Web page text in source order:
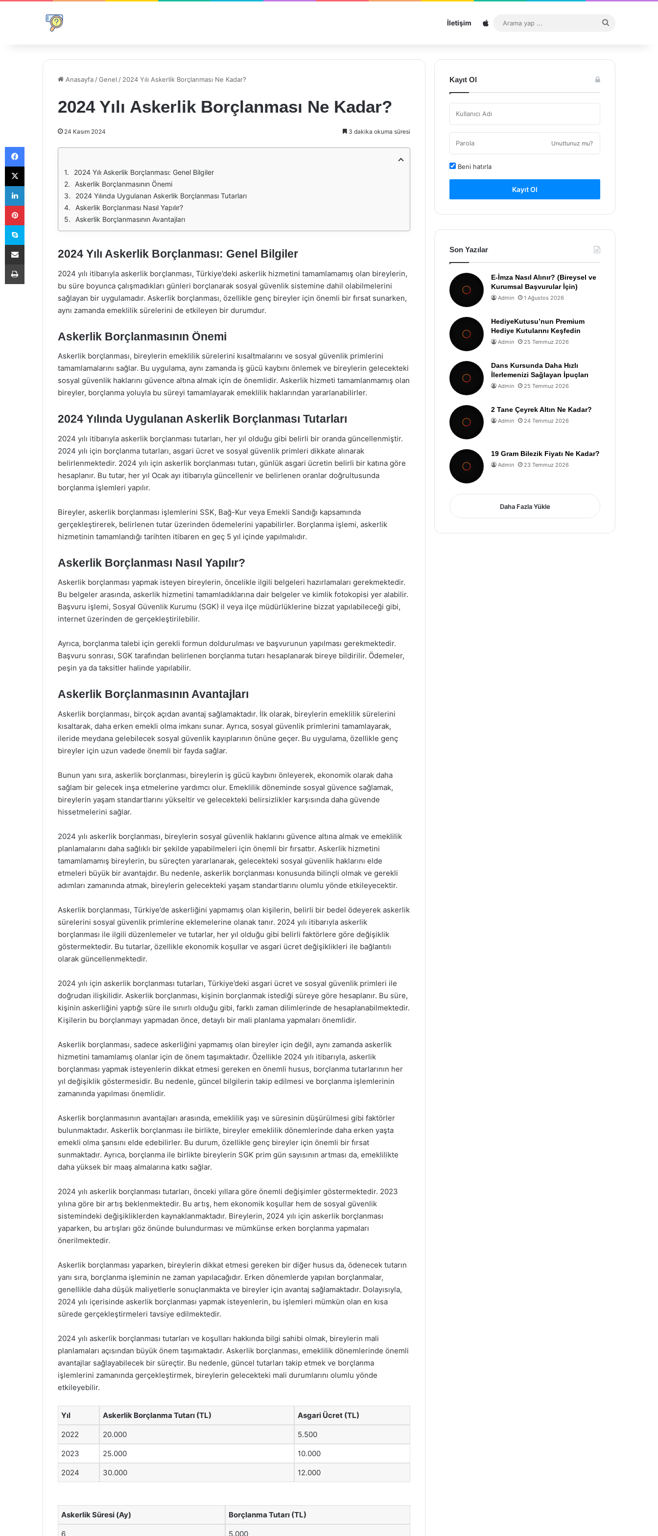
İletişim Sitemap
...
Anasayfa /Genel / 2024 Yılı Askerlik Borçlanması Ne Kadar?
2024 Yılı Askerlik Borçlanması Ne Kadar?
24 Kasım 2024 3 dakika okuma süresi
2024 Yılı Askerlik Borçlanması: Genel Bilgiler
Askerlik Borçlanmasının Önemi
2024 Yılında Uygulanan Askerlik Borçlanması Tutarları
Askerlik Borçlanması Nasıl Yapılır?
Askerlik Borçlanmasının Avantajları
2024 Yılı Askerlik Borçlanması: Genel Bilgiler
2024 yılı itibarıyla askerlik borçlanması, Türkiye’deki askerlik hizmetini tamamlamamış olan bireylerin,
bu süre boyunca çalışmadıkları günleri borçlanarak sosyal güvenlik sistemine dahil olabilmelerini
sağlayan bir uygulamadır. Askerlik borçlanması, özellikle genç bireyler için önemli bir fırsat sunarken,
aynı zamanda emeklilik sürelerini de etkileyen bir durumdur.
Askerlik Borçlanmasının Önemi
Askerlik borçlanması, bireylerin emeklilik sürelerini kısaltmalarını ve sosyal güvenlik primlerini
tamamlamalarını sağlar. Bu uygulama, aynı zamanda iş gücü kaybını önlemek ve bireylerin gelecekteki
sosyal güvenlik haklarını güvence altına almak için de önemlidir. Askerlik hizmeti tamamlanmamış olan
bireyler, borçlanma yoluyla bu süreyi tamamlayarak emeklilik haklarından yararlanabilirler.
2024 Yılında Uygulanan Askerlik Borçlanması Tutarları
2024 yılı itibarıyla askerlik borçlanması tutarları, her yıl olduğu gibi belirli bir oranda güncellenmiştir.
2024 yılı için borçlanma tutarları, asgari ücret ve sosyal güvenlik primleri dikkate alınarak
belirlenmektedir. 2024 yılı için askerlik borçlanması tutarı, günlük asgari ücretin belirli bir katına göre
hesaplanır. Bu tutar, her yıl Ocak ayı itibarıyla güncellenir ve belirlenen oranlar doğrultusunda
borçlanma işlemleri yapılır.
Bireyler, askerlik borçlanması işlemlerini SSK, Bağ-Kur veya Emekli Sandığı kapsamında
gerçekleştirerek, belirlenen tutar üzerinden ödemelerini yapabilirler. Borçlanma işlemi, askerlik
hizmetinin tamamlandığı tarihten itibaren en geç 5 yıl içinde yapılmalıdır.
Askerlik Borçlanması Nasıl Yapılır?
Askerlik borçlanması yapmak isteyen bireylerin, öncelikle ilgili belgeleri hazırlamaları gerekmektedir.
Bu belgeler arasında, askerlik hizmetini tamamladıklarına dair belgeler ve kimlik fotokopisi yer alabilir.
Başvuru işlemi, Sosyal Güvenlik Kurumu (SGK) il veya ilçe müdürlüklerine bizzat yapılabileceği gibi,
internet üzerinden de gerçekleştirilebilir.
Ayrıca, borçlanma talebi için gerekli formun doldurulması ve başvurunun yapılması gerekmektedir.
Başvuru sonrası, SGK tarafından belirlenen borçlanma tutarı hesaplanarak bireye bildirilir. Ödemeler,
peşin ya da taksitler halinde yapılabilir.
Askerlik Borçlanmasının Avantajları
Askerlik borçlanması, birçok açıdan avantaj sağlamaktadır. İlk olarak, bireylerin emeklilik sürelerini
kısaltarak, daha erken emekli olma imkanı sunar. Ayrıca, sosyal güvenlik primlerini tamamlayarak,
ileride meydana gelebilecek sosyal güvenlik kayıplarının önüne geçer. Bu uygulama, özellikle genç
bireyler için uzun vadede önemli bir fayda sağlar.
Bunun yanı sıra, askerlik borçlanması, bireylerin iş gücü kaybını önleyerek, ekonomik olarak daha
sağlam bir gelecek inşa etmelerine yardımcı olur. Emeklilik döneminde sosyal güvence sağlamak,
bireylerin yaşam standartlarını yükseltir ve gelecekteki belirsizlikler karşısında daha güvende
hissetmelerini sağlar.
2024 yılı askerlik borçlanması, bireylerin sosyal güvenlik haklarını güvence altına almak ve emeklilik
planlamalarını daha sağlıklı bir şekilde yapabilmeleri için önemli bir fırsattır. Askerlik hizmetini
tamamlamamış bireylerin, bu süreçten yararlanarak, gelecekteki sosyal güvenlik haklarını elde
etmeleri büyük bir avantajdır. Bu nedenle, askerlik borçlanması konusunda bilinçli olmak ve gerekli
adımları zamanında atmak, bireylerin gelecekteki yaşam standartlarını olumlu yönde etkileyecektir.
Askerlik borçlanması, Türkiye’de askerliğini yapmamış olan kişilerin, belirli bir bedel ödeyerek askerlik
sürelerini sosyal güvenlik primlerine eklemelerine olanak tanır. 2024 yılı itibarıyla askerlik
borçlanması ile ilgili düzenlemeler ve tutarlar, her yıl olduğu gibi belirli faktörlere göre değişiklik
göstermektedir. Bu tutarlar, özellikle ekonomik koşullar ve asgari ücret değişiklikleri ile bağlantılı
olarak güncellenmektedir.
2024 yılı için askerlik borçlanması tutarları, Türkiye’deki asgari ücret ve sosyal güvenlik primleri ile
doğrudan ilişkilidir. Askerlik borçlanması, kişinin borçlanmak istediği süreye göre hesaplanır. Bu süre,
kişinin askerliğini yaptığı süre ile sınırlı olduğu gibi, farklı zaman dilimlerinde de hesaplanabilmektedir.
Kişilerin bu borçlanmayı yapmadan önce, detaylı bir mali planlama yapmaları önemlidir.
Askerlik borçlanması, sadece askerliğini yapmamış olan bireyler için değil, aynı zamanda askerlik
hizmetini tamamlamış olanlar için de önem taşımaktadır. Özellikle 2024 yılı itibarıyla, askerlik
borçlanması yapmak isteyenlerin dikkat etmesi gereken en önemli husus, borçlanma tutarlarının her
yıl değişiklik göstermesidir. Bu nedenle, güncel bilgilerin takip edilmesi ve borçlanma işlemlerinin
zamanında yapılması önemlidir.
Askerlik borçlanmasının avantajları arasında, emeklilik yaşı ve süresinin düşürülmesi gibi faktörler
bulunmaktadır. Askerlik borçlanması ile birlikte, bireyler emeklilik dönemlerinde daha erken yaşta
emekli olma şansını elde edebilirler. Bu durum, özellikle genç bireyler için önemli bir fırsat
sunmaktadır. Ayrıca, borçlanma ile birlikte bireylerin SGK prim gün sayısının artması da, emeklilikte
daha yüksek bir maaş almalarına katkı sağlar.
2024 yılı askerlik borçlanması tutarları, önceki yıllara göre önemli değişimler göstermektedir. 2023
yılına göre bir artış beklenmektedir. Bu artış, hem ekonomik koşullar hem de sosyal güvenlik
sistemindeki değişikliklerden kaynaklanmaktadır. Bireylerin, 2024 yılı için askerlik borçlanması
yaparken, bu artışları göz önünde bulundurması ve mümkünse erken borçlanma yapmaları
önerilmektedir.
Askerlik borçlanması yaparken, bireylerin dikkat etmesi gereken bir diğer husus da, ödenecek tutarın
yanı sıra, borçlanma işleminin ne zaman yapılacağıdır. Erken dönemlerde yapılan borçlanmalar,
genellikle daha düşük maliyetlerle sonuçlanmakta ve bireyler için avantaj sağlamaktadır. Dolayısıyla,
2024 yılı içerisinde askerlik borçlanması yapmak isteyenlerin, bu işlemleri mümkün olan en kısa
sürede gerçekleştirmeleri tavsiye edilmektedir.
2024 yılı askerlik borçlanması tutarları ve koşulları hakkında bilgi sahibi olmak, bireylerin mali
planlamaları açısından büyük önem taşımaktadır. Askerlik borçlanması, emeklilik dönemlerinde önemli
avantajlar sağlayabilecek bir süreçtir. Bu nedenle, güncel tutarları takip etmek ve borçlanma
işlemlerini zamanında gerçekleştirmek, bireylerin gelecekteki mali durumlarını olumlu yönde
etkileyebilir.
Yıl Askerlik Borçlanma Tutarı (TL) Asgari Ücret (TL)
2022 20.000 5.500
2023 25.000 10.000
2024 30.000 12.000
Askerlik Süresi (Ay) Borçlanma Tutarı (TL)
6 5.000
Kayıt Ol
Unuttunuz mu?
Beni hatırla
Kayıt Ol
Son Yazılar
E-İmza Nasıl Alınır? (Bireysel ve
Kurumsal Başvurular İçin)
Admin 1 Ağustos 2026
HediyeKutusu’nun Premium
Hediye Kutularını Keşfedin
Admin 25 Temmuz 2026
Dans Kursunda Daha Hızlı
İlerlemenizi Sağlayan İpuçları
Admin 25 Temmuz 2026
2 Tane Çeyrek Altın Ne Kadar?
Admin 24 Temmuz 2026
19 Gram Bilezik Fiyatı Ne Kadar?
Admin 23 Temmuz 2026
Daha Fazla Yükle
Facebook
X
LinkedIn
Pinterest
Skype
E-Posta ile paylaş